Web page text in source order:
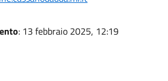
: 13 febbraio 2025, 12:19